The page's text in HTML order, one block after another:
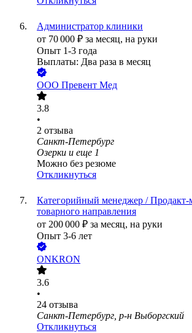
Администратор клиники
от 70 000 ₽ за месяц, на руки
Опыт 1-3 года
Выплаты: Два раза в месяц
ООО Превент Мед
3.8
•
2 отзыва
Санкт-Петербург
Озерки и еще 1
Можно без резюме
Откликнуться
Категорийный менеджер / Продакт-
товарного направления
от 200 000 ₽ за месяц, на руки
Опыт 3-6 лет
ONKRON
3.6
•
24 отзыва
Санкт-Петербург, р-н Выборгский
Откликнуться